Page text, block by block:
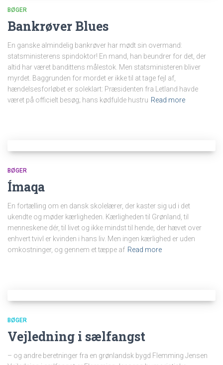
BØGER
Bankrøver Blues
En ganske almindelig bankrøver har mødt sin overmand:
statsministerens spindoktor! En mand, han beundrer for det, der
altid har været bandittens målestok. Men statsministeren bliver
myrdet. Baggrunden for mordet er ikke til at tage fejl af,
hændelsesforløbet er soleklart: Præsidenten fra Letland havde
været på officielt besøg; hans kødfulde hustru Read more
BØGER
Ímaqa
En fortælling om en dansk skolelærer, der kaster sig ud i det
ukendte og møder kærligheden. Kærligheden til Grønland, til
menneskene dér, til livet og ikke mindst til hende, der hævet over
enhvert tvivl er kvinden i hans liv. Men ingen kærlighed er uden
omkostninger, og gennem et tæppe af Read more
BØGER
Vejledning i sælfangst
– og andre beretninger fra en grønlandsk bygd Flemming Jensen